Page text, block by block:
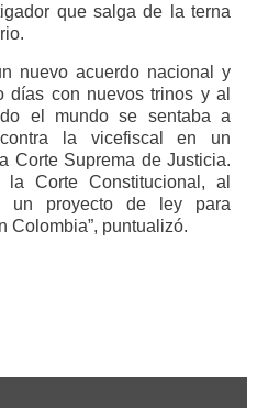
que salga de la terna
nuevo acuerdo nacional y
días con nuevos trinos y al
el mundo se sentaba a
contra la vicefiscal en un
Corte Suprema de Justicia.
Corte Constitucional, al
un proyecto de ley para
Colombia”, puntualizó.